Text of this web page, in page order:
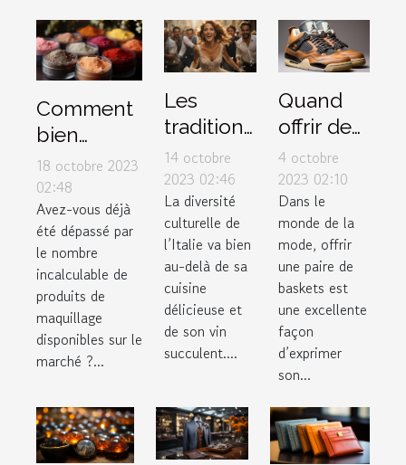
Comment
bien
choisir ses
produits
de
maquillage
selon son
type de
peau ?
18 octobre 2023
02:48
Avez-vous déjà
été dépassé par
le nombre
incalculable de
produits de
maquillage
disponibles sur le
marché ?...
Les
traditions
de
mariage
uniques
en Italie
14 octobre
2023 02:46
La diversité
culturelle de
l’Italie va bien
au-delà de sa
cuisine
délicieuse et
de son vin
succulent....
Quand
offrir des
sneakers
Air
Jordan 4
Retro
Thunder
2023
comme
cadeau
4 octobre
2023 02:10
Dans le
monde de la
mode, offrir
une paire de
baskets est
une excellente
façon
d’exprimer
son...